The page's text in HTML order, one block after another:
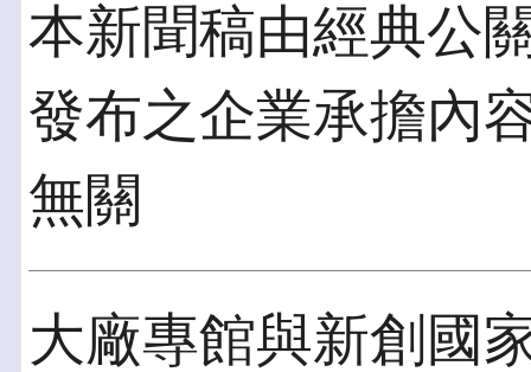
本新聞稿由經典公
發布之企業承擔內
無關
大廠專館與新創國